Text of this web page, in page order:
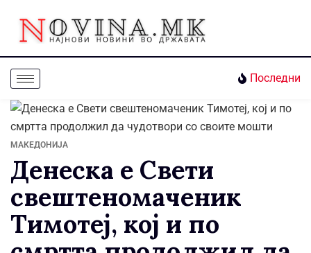
Последни
МАКЕДОНИЈА
Денеска е Свети
свештеномаченик
Тимотеј, кој и по